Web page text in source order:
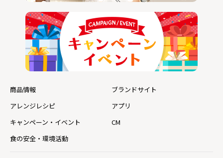
商品情報
ブランドサイト
アレンジレシピ
アプリ
キャンペーン・イベント
CM
食の安全・環境活動